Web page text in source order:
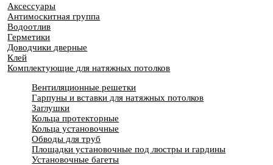
Аксессуары
Антимоскитная группа
Водоотлив
Герметики
Доводчики дверные
Клей
Комплектующие для натяжных потолков
Вентиляционные решетки
Гарпуны и вставки для натяжных потолков
Заглушки
Кольца протекторные
Кольца установочные
Обводы для труб
Площадки установочные под люстры и гардины
Установочные багеты